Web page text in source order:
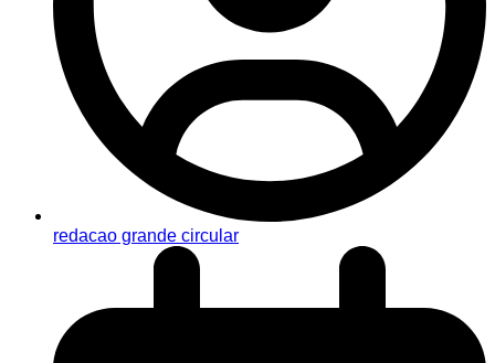
redacao grande circular